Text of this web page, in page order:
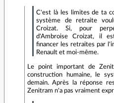
C'est là les limites de ta
système de retraite
Croizat. Si, pour
d'Ambroise Croizat, il
financer les retraites par
Renault et moi-même.
Le point important de
construction humaine, le
demain. Après la réponse
Zenitram n'a pas vraiment